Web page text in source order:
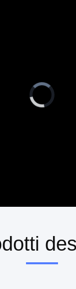
Video
Player
is
loading.